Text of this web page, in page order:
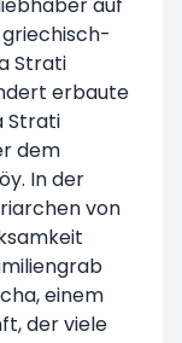
Strati
erbaute
Strati
dem
In der
von
einem
der viele